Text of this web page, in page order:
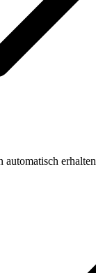
automatisch erhalten